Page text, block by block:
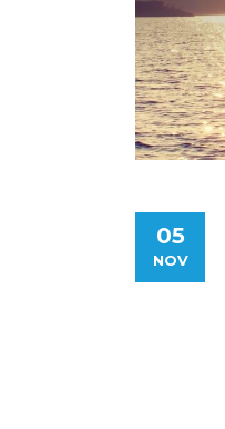
05
NOV